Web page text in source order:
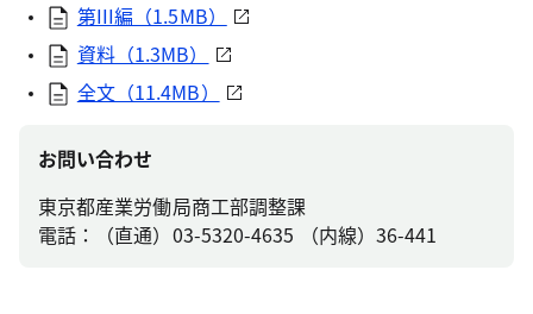
第III編（1.5MB）
資料（1.3MB）
全文（11.4MB）
お問い合わせ
東京都産業労働局商工部調整課
電話：（直通）03-5320-4635 （内線）36-441